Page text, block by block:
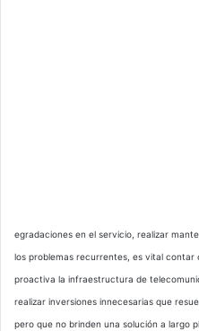
egradaciones en el servicio, realizar
los problemas recurrentes, es vital
proactiva la infraestructura de
realizar inversiones innecesarias que
pero que no brinden una solución a largo